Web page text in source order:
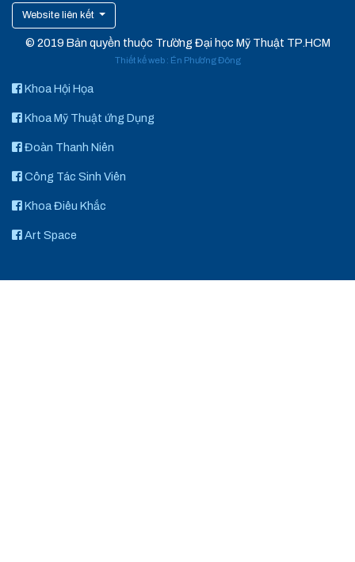
Website liên kết
© 2019 Bản quyền thuộc Trường Đại học Mỹ Thuật TP.HCM
Thiết kế web: Én Phương Đông
Khoa Hội Họa
Khoa Mỹ Thuật ứng Dụng
Đoàn Thanh Niên
Công Tác Sinh Viên
Khoa Điêu Khắc
Art Space